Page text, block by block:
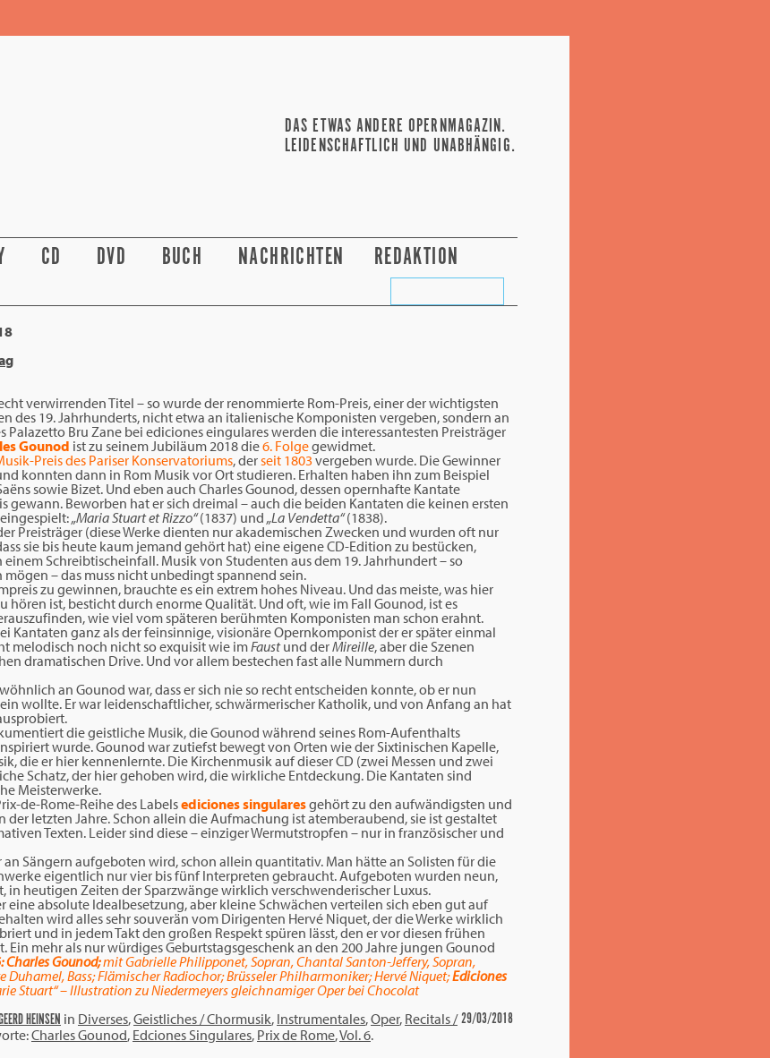
DAS ETWAS ANDERE OPERNMAGAZIN.
LEIDENSCHAFTLICH UND UNABHÄNGIG.
CD DVD BUCH NACHRICHTEN REDAKTION
verwirrenden Titel – so wurde der renommierte Rom-Preis, einer der wichtigsten
des 19. Jahrhunderts, nicht etwa an italienische Komponisten vergeben, sondern an
Palazetto Bru Zane bei ediciones eingulares werden die interessantesten Preisträger
Gounod ist zu seinem Jubiläum 2018 die6. Folgegewidmet.
Preis des Pariser Konservatoriums, derseit 1803 vergeben wurde. Die Gewinner
konnten dann in Rom Musik vor Ort studieren. Erhalten haben ihn zum Beispiel
sowie Bizet. Und eben auch Charles Gounod, dessen opernhafte Kantate
gewann. Beworben hat er sich dreimal – auch die beiden Kantaten die keinen ersten
„Maria Stuart et Rizzo“(1837) und „La Vendetta“(1838).
Preisträger (diese Werke dienten nur akademischen Zwecken und wurden oft nur
sie bis heute kaum jemand gehört hat) eine eigene CD-Edition zu bestücken,
Schreibtischeinfall. Musik von Studenten aus dem 19. Jahrhundert – so
– das muss nicht unbedingt spannend sein.
zu gewinnen, brauchte es ein extrem hohes Niveau. Und das meiste, was hier
hören ist, besticht durch enorme Qualität. Und oft, wie im Fall Gounod, ist es
wie viel vom späteren berühmten Komponisten man schon erahnt.
Kantaten ganz als der feinsinnige, visionäre Opernkomponist der er später einmal
melodisch noch nicht so exquisit wie imFaustund derMireille, aber die Szenen
dramatischen Drive. Und vor allem bestechen fast alle Nummern durch
an Gounod war, dass er sich nie so recht entscheiden konnte, ob er nun
wollte. Er war leidenschaftlicher, schwärmerischer Katholik, und von Anfang an hat
die geistliche Musik, die Gounod während seines Rom-Aufenthalts
wurde. Gounod war zutiefst bewegt von Orten wie der Sixtinischen Kapelle,
die er hier kennenlernte. Die Kirchenmusik auf dieser CD (zwei Messen und zwei
Schatz, der hier gehoben wird, die wirkliche Entdeckung. Die Kantaten sind
Meisterwerke.
de-Rome-Reihe des Labelsediciones singularesgehört zu den aufwändigsten und
der letzten Jahre. Schon allein die Aufmachung ist atemberaubend, sie ist gestaltet
Texten. Leider sind diese – einziger Wermutstropfen – nur in französischer und
an Sängern aufgeboten wird, schon allein quantitativ. Man hätte an Solisten für die
eigentlich nur vier bis fünf Interpreten gebraucht. Aufgeboten wurden neun,
in heutigen Zeiten der Sparzwänge wirklich verschwenderischer Luxus.
eine absolute Idealbesetzung, aber kleine Schwächen verteilen sich eben gut auf
wird alles sehr souverän vom Dirigenten Hervé Niquet, der die Werke wirklich
und in jedem Takt den großen Respekt spüren lässt, den er vor diesen frühen
Ein mehr als nur würdiges Geburtstagsgeschenk an den 200 Jahre jungen Gounod
Charles Gounod;mitGabrielle Philipponet, Sopran, Chantal Santon-Jeffery, Sopran,
Duhamel, Bass; Flämischer Radiochor; Brüsseler Philharmoniker; Hervé Niquet;Ediciones
Stuart“ – Illustration zu Niedermeyers gleichnamiger Oper bei Chocolat
29/03/2018
HEINSEN in Diverses,Geistliches / Chormusik, Instrumentales,Oper, Recitals /
Charles Gounod, Edciones Singulares, Prix de Rome,Vol. 6.